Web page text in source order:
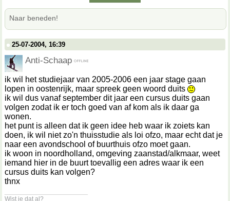
Naar beneden!
25-07-2004, 16:39
Anti-Schaap
ik wil het studiejaar van 2005-2006 een jaar stage gaan
lopen in oostenrijk, maar spreek geen woord duits
ik wil dus vanaf september dit jaar een cursus duits gaan
volgen zodat ik er toch goed van af kom als ik daar ga
wonen.
het punt is alleen dat ik geen idee heb waar ik zoiets kan
doen, ik wil niet zo'n thuisstudie als loi ofzo, maar echt dat je
naar een avondschool of buurthuis ofzo moet gaan.
ik woon in noordholland, omgeving zaanstad/alkmaar, weet
iemand hier in de buurt toevallig een adres waar ik een
cursus duits kan volgen?
thnx
Wist je dat al?